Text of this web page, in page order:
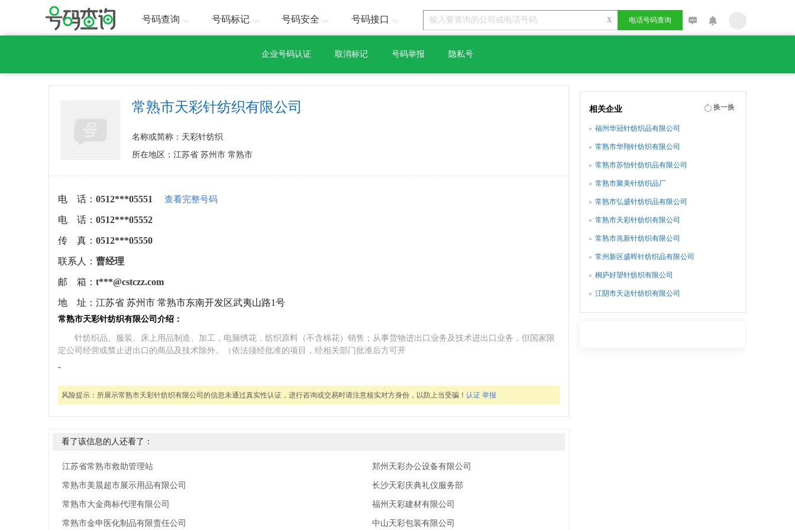
号码查询 号码标记 号码安全 号码接口 X 电话号码查询
企业号码认证 取消标记 号码举报 隐私号
常熟市天彩针纺织有限公司
名称或简称：天彩针纺织
所在地区：江苏省 苏州市 常熟市
电 话： 0512***05551 查看完整号码
电 话： 0512***05552
传 真： 0512***05550
联系人： 曹经理
邮 箱： t***@cstczz.com
地 址： 江苏省 苏州市 常熟市东南开发区武夷山路1号
常熟市天彩针纺织有限公司介绍：
针纺织品、服装、床上用品制造、加工，电脑绣花，纺织原料（不含棉花）销售；从事货物进出口业务及技术进出口业务，但国家限
定公司经营或禁止进出口的商品及技术除外。（依法须经批准的项目，经相关部门批准后方可开
-
风险提示： 所展示常熟市天彩针纺织有限公司的信息未通过真实性认证，进行咨询或交易时请注意核实对方身份，以防上当受骗！ 认证 举报
看了该信息的人还看了：
江苏省常熟市救助管理站
常熟市美晨超市展示用品有限公司
常熟市大金商标代理有限公司
常熟市金申医化制品有限责任公司
郑州天彩办公设备有限公司
长沙天彩庆典礼仪服务部
福州天彩建材有限公司
中山天彩包装有限公司
相关企业 换一换
福州华冠针纺织品有限公司
常熟市华翔针纺织有限公司
常熟市苏怡针纺织品有限公司
常熟市聚美针纺织品厂
常熟市弘盛针纺织品有限公司
常熟市天彩针纺织有限公司
常熟市兆新针纺织有限公司
常州新区盛晖针纺织品有限公司
桐庐好望针纺织有限公司
江阴市天达针纺织有限公司